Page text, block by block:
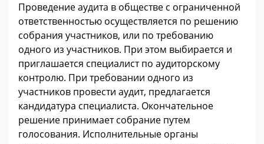
Проведение аудита в обществе с ограниченной
ответственностью осуществляется по решению
собрания участников, или по требованию
одного из участников. При этом выбирается и
приглашается специалист по аудиторскому
контролю. При требовании одного из
участников провести аудит, предлагается
кандидатура специалиста. Окончательное
решение принимает собрание путем
голосования. Исполнительные органы